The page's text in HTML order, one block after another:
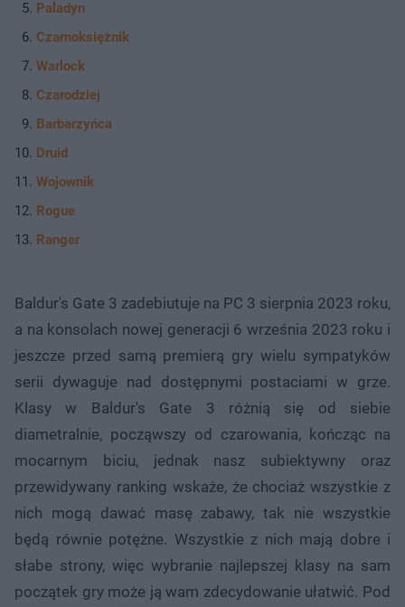
Paladyn
Czarnoksiężnik
Warlock
Czarodziej
Barbarzyńca
Druid
Wojownik
Rogue
Ranger
Baldur's Gate 3 zadebiutuje na PC 3 sierpnia 2023 roku,
a na konsolach nowej generacji 6 września 2023 roku i
jeszcze przed samą premierą gry wielu sympatyków
serii dywaguje nad dostępnymi postaciami w grze.
Klasy w Baldur's Gate 3 różnią się od siebie
diametralnie, począwszy od czarowania, kończąc na
mocarnym biciu, jednak nasz subiektywny oraz
przewidywany ranking wskaże, że chociaż wszystkie z
nich mogą dawać masę zabawy, tak nie wszystkie
będą równie potężne. Wszystkie z nich mają dobre i
słabe strony, więc wybranie najlepszej klasy na sam
początek gry może ją wam zdecydowanie ułatwić. Pod